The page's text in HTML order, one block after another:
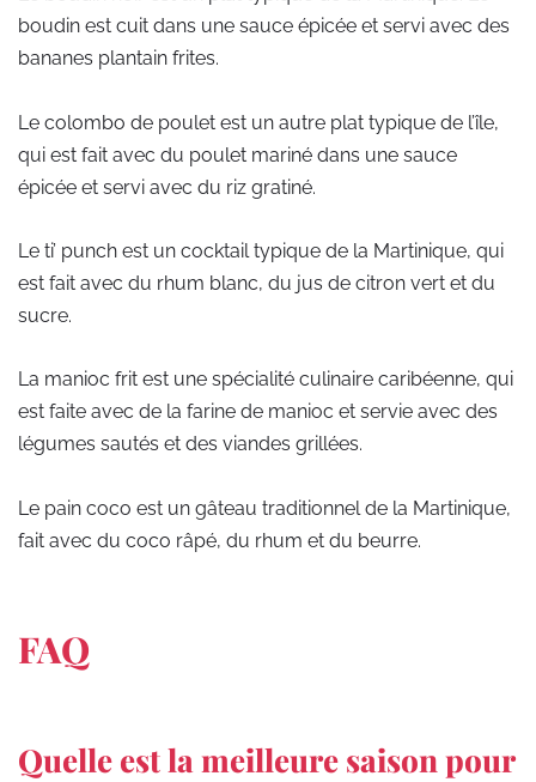
boudin est cuit dans une sauce épicée et servi avec des
bananes plantain frites.
Le colombo de poulet est un autre plat typique de l’île,
qui est fait avec du poulet mariné dans une sauce
épicée et servi avec du riz gratiné.
Le ti’ punch est un cocktail typique de la Martinique, qui
est fait avec du rhum blanc, du jus de citron vert et du
sucre.
La manioc frit est une spécialité culinaire caribéenne, qui
est faite avec de la farine de manioc et servie avec des
légumes sautés et des viandes grillées.
Le pain coco est un gâteau traditionnel de la Martinique,
fait avec du coco râpé, du rhum et du beurre.
FAQ
Quelle est la meilleure saison pour